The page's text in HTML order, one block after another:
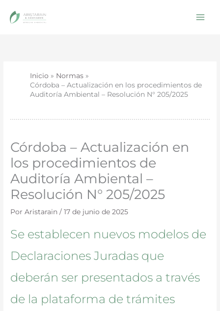
Inicio
Normas
Córdoba – Actualización en los procedimientos de
Auditoría Ambiental – Resolución N° 205/2025
Córdoba – Actualización en
los procedimientos de
Auditoría Ambiental –
Resolución N° 205/2025
PorAristarain/17 de junio de 2025
Se establecen nuevos modelos de
Declaraciones Juradas que
deberán ser presentados a través
de la plataforma de trámites